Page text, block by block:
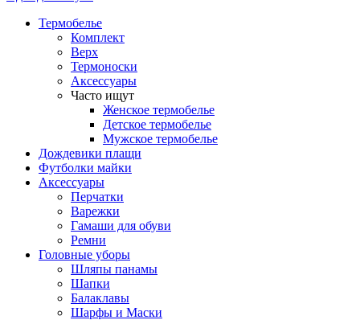
Термобелье
Комплект
Верх
Термоноски
Аксессуары
Часто ищут
Женское термобелье
Детское термобелье
Мужское термобелье
Дождевики плащи
Футболки майки
Аксессуары
Перчатки
Варежки
Гамаши для обуви
Ремни
Головные уборы
Шляпы панамы
Шапки
Балаклавы
Шарфы и Маски